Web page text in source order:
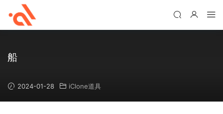
船
2024-01-28 iClone道具